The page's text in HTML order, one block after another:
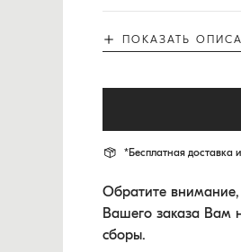
ПОКАЗАТЬ
*Бесплатная доставка
Обратите
Вашего заказа Вам
сборы.